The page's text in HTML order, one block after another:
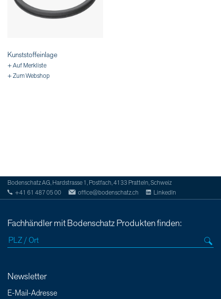
Kunststoffeinlage
+ Auf Merkliste
+ Zum Webshop
Bodenschatz AG, Hardstrasse 1, Postfach, 4133 Pratteln, Schweiz
+41 61 487 05 00
office@bodenschatz.ch LinkedIn
Fachhändler mit Bodenschatz Produkten finden:
Newsletter
E-Mail-Adresse